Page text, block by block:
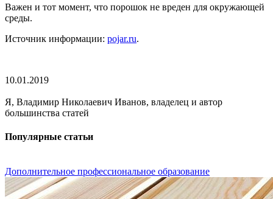
Важен и тот момент, что порошок не вреден для окружающей
среды.
Источник информации: pojar.ru.
10.01.2019
Я, Владимир Николаевич Иванов, владелец и автор
большинства статей
Популярные статьи
Дополнительное профессиональное образование